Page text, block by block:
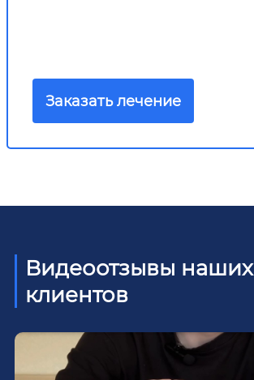
Заказать лечение
Видеоотзывы наших
клиентов